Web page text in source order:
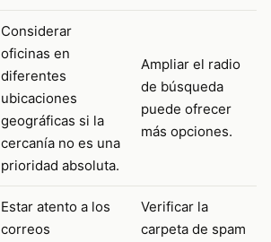
Considerar
oficinas en
diferentes
ubicaciones
geográficas si la
cercanía no es una
prioridad absoluta.
Ampliar el radio
de búsqueda
puede ofrecer
más opciones.
Estar atento a los
correos
Verificar la
carpeta de spam